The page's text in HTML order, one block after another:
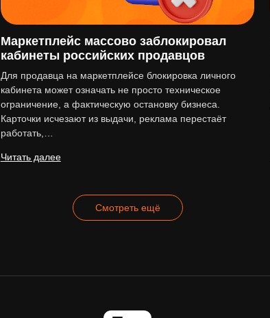
Маркетплейс массово заблокировал
кабинеты российских продавцов
Для продавца на маркетплейсе блокировка личного
кабинета может означать не просто техническое
ограничение, а фактическую остановку бизнеса.
Карточки исчезают из выдачи, реклама перестаёт
работать,…
Читать далее
Смотреть ещё